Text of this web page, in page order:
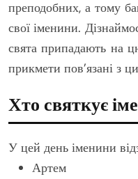
преподобних, а тому
свої іменини.
свята припадають на
прикмети пов’язані з
Хто святкує
У цей день іменини
Артем